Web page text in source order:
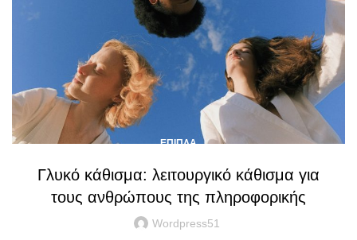
ΈΠΙΠΛΑ
Γλυκό κάθισμα: λειτουργικό κάθισμα για
τους ανθρώπους της πληροφορικής
Wordpress51